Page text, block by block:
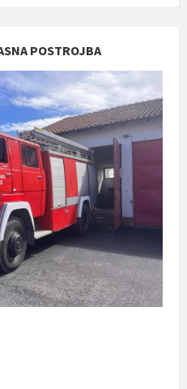
POSTROJBA